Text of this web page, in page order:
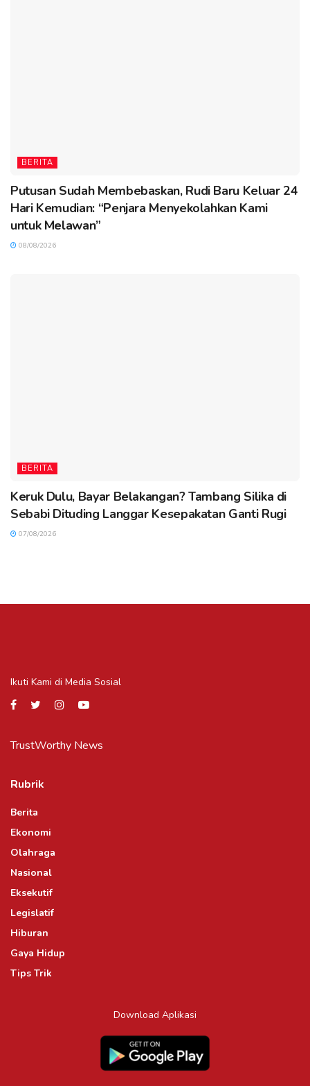
BERITA
Putusan Sudah Membebaskan, Rudi Baru Keluar 24
Hari Kemudian: “Penjara Menyekolahkan Kami
untuk Melawan”
08/08/2026
BERITA
Keruk Dulu, Bayar Belakangan? Tambang Silika di
Sebabi Dituding Langgar Kesepakatan Ganti Rugi
07/08/2026
Ikuti Kami di Media Sosial
TrustWorthy News
Rubrik
Berita
Ekonomi
Olahraga
Nasional
Eksekutif
Legislatif
Hiburan
Gaya Hidup
Tips Trik
Download Aplikasi